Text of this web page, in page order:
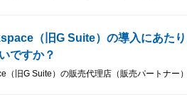
（旧G Suite）の導入にあた
ですか？
（旧G Suite）の販売代理店（販売パートナー